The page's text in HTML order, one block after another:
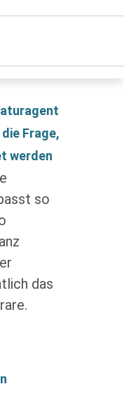
Frage,
werden
so
das